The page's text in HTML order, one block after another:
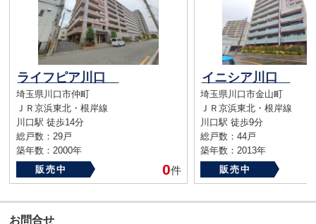
ライフピア川口
埼玉県川口市仲町
ＪＲ京浜東北・根岸線
川口駅 徒歩14分
総戸数：29戸
築年数：2000年
販売中
0件
イニシア川口
埼玉県川口市金山町
ＪＲ京浜東北・根岸線
川口駅 徒歩9分
総戸数：44戸
築年数：2013年
販売中
お問合せ